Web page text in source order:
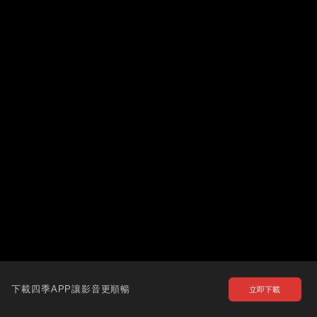
下載四季APP讓影音更順暢 立即下載